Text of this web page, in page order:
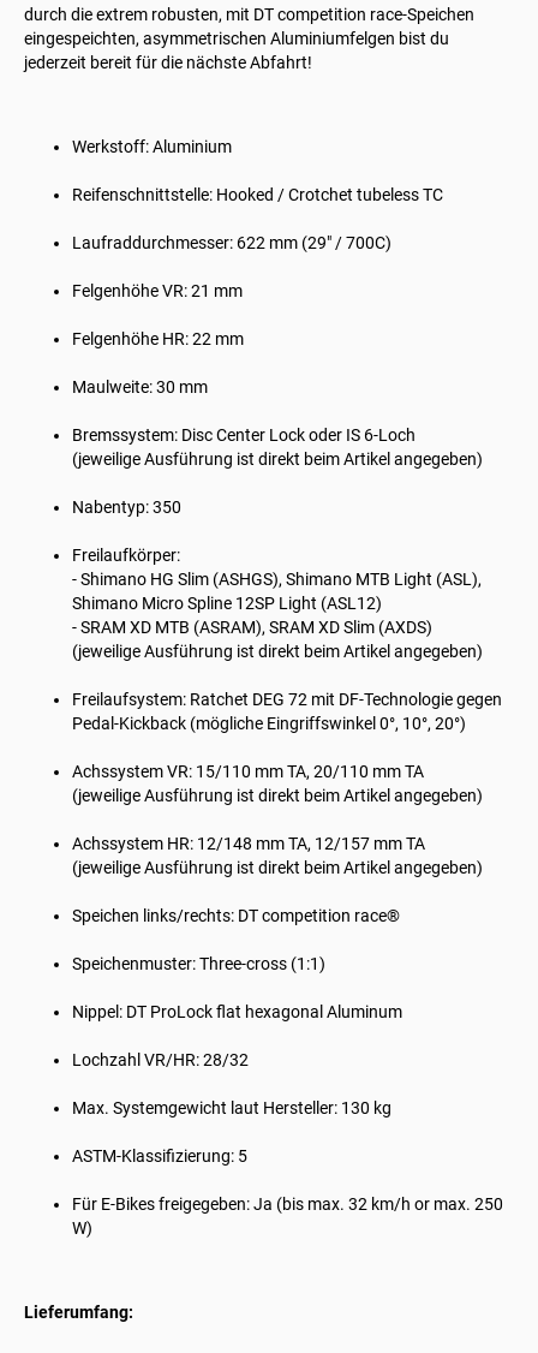
durch die extrem robusten, mit DT competition race-Speichen
eingespeichten, asymmetrischen Aluminiumfelgen bist du
jederzeit bereit für die nächste Abfahrt!
Werkstoff: Aluminium
Reifenschnittstelle: Hooked / Crotchet tubeless TC
Laufraddurchmesser: 622 mm (29" / 700C)
Felgenhöhe VR: 21 mm
Felgenhöhe HR: 22 mm
Maulweite: 30 mm
Bremssystem: Disc Center Lock oder IS 6-Loch
(jeweilige Ausführung ist direkt beim Artikel angegeben)
Nabentyp: 350
Freilaufkörper:
- Shimano HG Slim (ASHGS), Shimano MTB Light (ASL),
Shimano Micro Spline 12SP Light (ASL12)
- SRAM XD MTB (ASRAM), SRAM XD Slim (AXDS)
(jeweilige Ausführung ist direkt beim Artikel angegeben)
Freilaufsystem: Ratchet DEG 72 mit DF-Technologie gegen
Pedal-Kickback (mögliche Eingriffswinkel 0°, 10°, 20°)
Achssystem VR: 15/110 mm TA, 20/110 mm TA
(jeweilige Ausführung ist direkt beim Artikel angegeben)
Achssystem HR: 12/148 mm TA, 12/157 mm TA
(jeweilige Ausführung ist direkt beim Artikel angegeben)
Speichen links/rechts: DT competition race®
Speichenmuster: Three-cross (1:1)
Nippel: DT ProLock flat hexagonal Aluminum
Lochzahl VR/HR: 28/32
Max. Systemgewicht laut Hersteller: 130 kg
ASTM-Klassifizierung: 5
Für E-Bikes freigegeben: Ja (bis max. 32 km/h or max. 250
W)
Lieferumfang: